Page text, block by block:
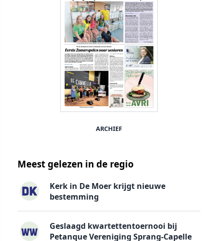
ARCHIEF
Meest gelezen in de regio
Kerk in De Moer krijgt nieuwe
bestemming
Geslaagd kwartettentoernooi bij
Petanque Vereniging Sprang-Capelle